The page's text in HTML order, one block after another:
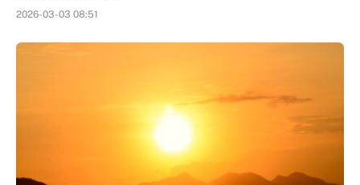
2026-03-03 08:51